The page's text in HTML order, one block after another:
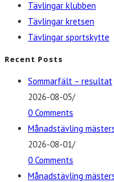
Tävlingar klubben
Tävlingar kretsen
Tävlingar sportskytte
Recent Posts
Sommarfält – resultat
2026-08-05/
0 Comments
Månadstävling
2026-08-01/
0 Comments
Månadstävling